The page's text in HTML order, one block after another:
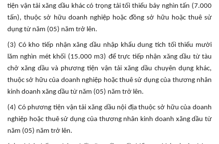
tiện vận tải xăng dầu khác có trọng tải tối thiểu bảy nghìn tấn (7.000
tấn), thuộc sở hữu doanh nghiệp hoặc đồng sở hữu hoặc thuê sử
dụng từ năm (05) năm trở lên.
(3) Có kho tiếp nhận xăng dầu nhập khẩu dung tích tối thiểu mười
lăm nghìn mét khối (15.000 m3) để trực tiếp nhận xăng dầu từ tàu
chở xăng dầu và phương tiện vận tải xăng dầu chuyên dụng khác,
thuộc sở hữu của doanh nghiệp hoặc thuê sử dụng của thương nhân
kinh doanh xăng dầu từ năm (05) năm trở lên.
(4) Có phương tiện vận tải xăng dầu nội địa thuộc sở hữu của doanh
nghiệp hoặc thuê sử dụng của thương nhân kinh doanh xăng dầu từ
năm (05) năm trở lên.